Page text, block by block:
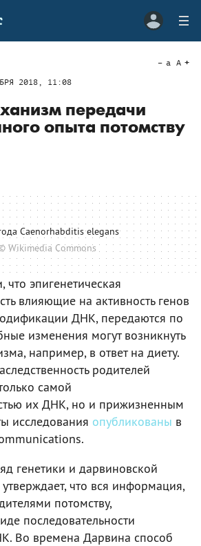
2018, 11:08
a A
передачи
опыта потомству
Caenorhabditis elegans
Wikimedia Commons
что эпигенетическая
влияющие на активность генов
ДНК, передаются по
изменения могут возникнуть
например, в ответ на диету.
родителей
самой
их ДНК, но и прижизненным
исследования опубликованы в
генетики и дарвиновской
что вся информация,
потомству,
последовательности
Во времена Дарвина способ